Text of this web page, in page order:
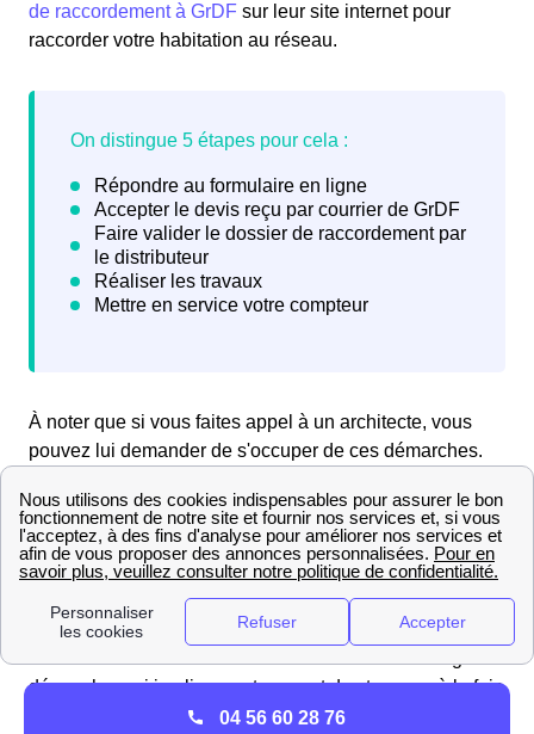
de raccordement à GrDF sur leur site internet pour
raccorder votre habitation au réseau.
À noter que si vous faites appel à un architecte, vous
pouvez lui demander de s'occuper de ces démarches.
Faire le raccordement de sa maison de Marchaux au
réseau de gaz GrDF
Si vous souhaitez faire construire une maison à
Marchaux, le raccordement au réseau GrDF est une
étape obligatoire pour bénéficier du gaz dans votre
démarche, qui implique notamment des travaux, à la fois
sur la voie publique et à votre domicile le Marchalien.
04 56 60 28 76